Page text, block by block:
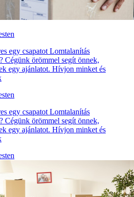
egy csapatot Lomtalanítás
Cégünk örömmel segít önnek,
egy ajánlatot. Hívjon minket és
egy csapatot Lomtalanítás
Cégünk örömmel segít önnek,
egy ajánlatot. Hívjon minket és